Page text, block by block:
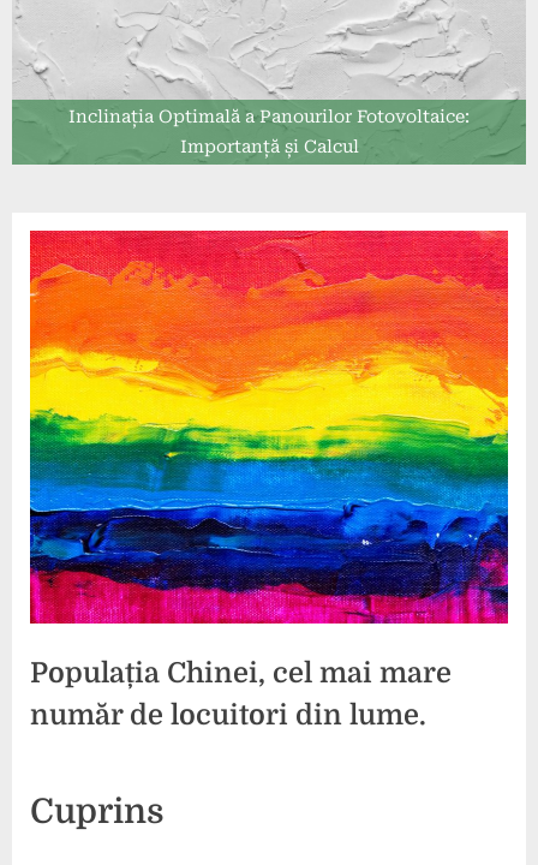
Inclinația Optimală a Panourilor Fotovoltaice:
Importanță și Calcul
Populația Chinei, cel mai mare
număr de locuitori din lume.
on
iulie
Cuprins